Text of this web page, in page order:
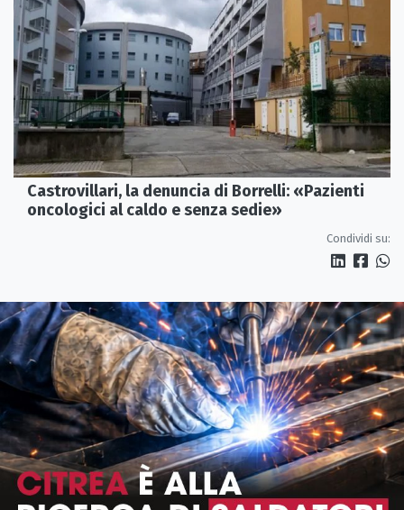
Castrovillari, la denuncia di Borrelli: «Pazienti
oncologici al caldo e senza sedie»
Condividi su: